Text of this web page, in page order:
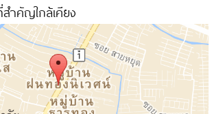
คัญใกล้เคียง